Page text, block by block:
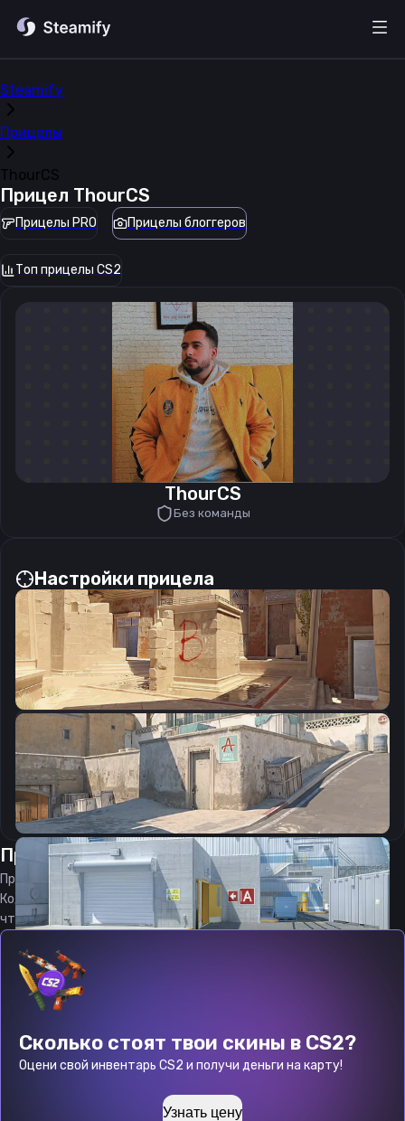
Steamify
Прицелы
ThourCS
Прицел ThourCS
Прицелы PRO Прицелы блоггеров
Топ прицелы CS2
ThourCS
Без команды
Настройки прицела
CSGO-eFVXV-6TysA-CyOpM-ajQLm-XNh8E
Скопировать
ПрицелТоурКСот 08.08.2026
Прицел ThourCS является актуальным на
08.08.2026
Код прицела
CS 2 стараемся еженедельно обновлять,
чтобы вы могли играть с актуальными настройками игрока.
Сколько стоят твои скины в CS2?
Оцени свой инвентарь CS2 и получи деньги на карту!
Узнать цену